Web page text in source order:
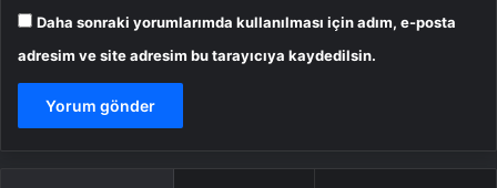
Daha sonraki yorumlarımda kullanılması için adım, e-posta
adresim ve site adresim bu tarayıcıya kaydedilsin.